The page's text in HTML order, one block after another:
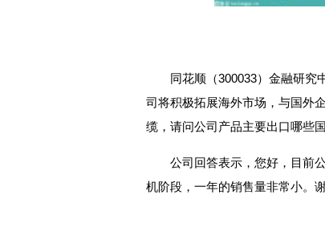
同花顺（300033）金融研究
司将积极拓展海外市场，与国外
缆，请问公司产品主要出口哪些
公司回答表示，您好，目前
机阶段，一年的销售量非常小。谢